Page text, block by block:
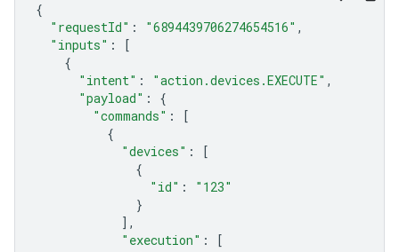
{
"requestId" : "6894439706274654516" ,
"inputs" :
[
{
"intent" : "action.devices.EXECUTE" ,
"payload" :
{
"commands" :
[
{
"devices" :
[
{
"id" :
"123"
}
],
"execution" :
[